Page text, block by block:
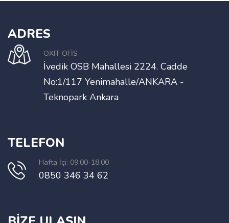
ADRES
OXIT OFİS
İvedik OSB Mahallesi 2224. Cadde
No:1/117 Yenimahalle/ANKARA -
Teknopark Ankara
TELEFON
Hafta İçi: 09.00-18.00
0850 346 34 62